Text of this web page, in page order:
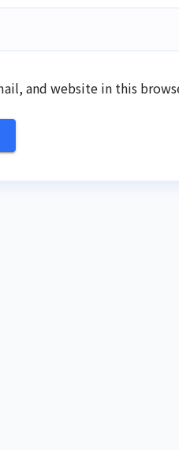
and website in this